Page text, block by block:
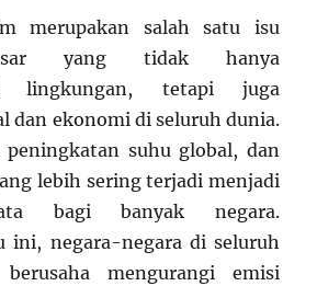
merupakan salah satu isu
yang tidak hanya
lingkungan, tetapi juga
dan ekonomi di seluruh dunia.
peningkatan suhu global, dan
lebih sering terjadi menjadi
bagi banyak negara.
ini, negara-negara di seluruh
mengurangi emisi